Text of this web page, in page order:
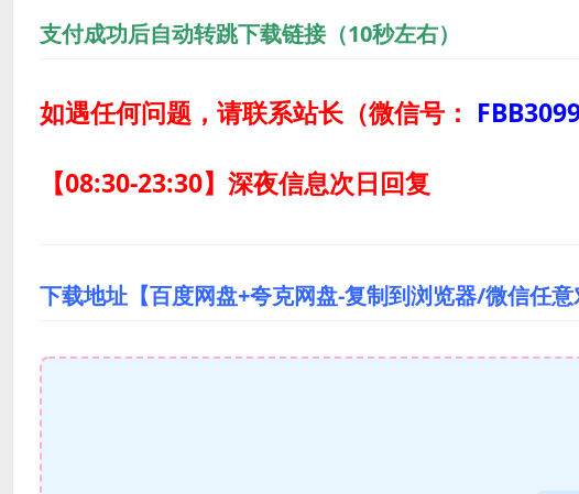
支付成功后自动转跳下载链接（10秒左右）
如遇任何问题，请联系站长（微信号：
【08:30-23:30】深夜信息次日回复
下载地址【百度网盘+夸克网盘-复制到浏览器/微信任